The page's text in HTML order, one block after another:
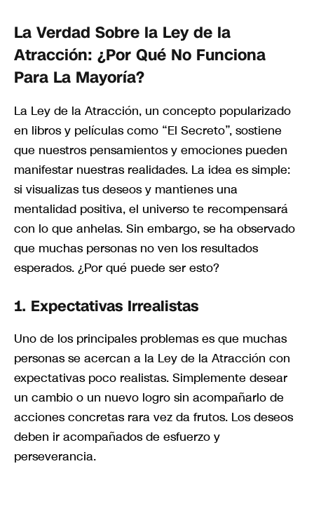
La Verdad Sobre la Ley de la
Atracción: ¿Por Qué No Funciona
Para La Mayoría?
La Ley de la Atracción, un concepto popularizado
en libros y películas como “El Secreto”, sostiene
que nuestros pensamientos y emociones pueden
manifestar nuestras realidades. La idea es simple:
si visualizas tus deseos y mantienes una
mentalidad positiva, el universo te recompensará
con lo que anhelas. Sin embargo, se ha observado
que muchas personas no ven los resultados
esperados. ¿Por qué puede ser esto?
1. Expectativas Irrealistas
Uno de los principales problemas es que muchas
personas se acercan a la Ley de la Atracción con
expectativas poco realistas. Simplemente desear
un cambio o un nuevo logro sin acompañarlo de
acciones concretas rara vez da frutos. Los deseos
deben ir acompañados de esfuerzo y
perseverancia.